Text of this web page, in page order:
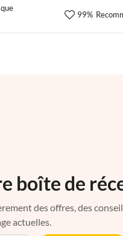
99%
boîte de
des offres, des
actuelles.